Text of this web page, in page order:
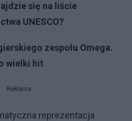
się na liście
UNESCO?
zespołu Omega.
wielki hit
Reklama
reprezentacja